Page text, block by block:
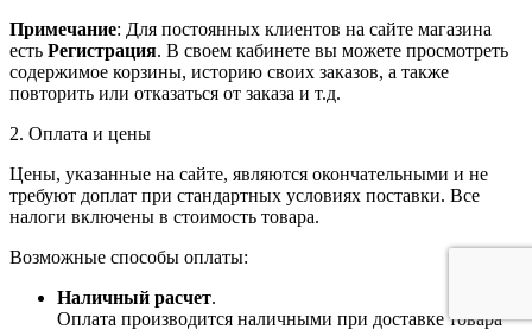
Примечание: Для постоянных клиентов на сайте магазина
есть Регистрация. В своем кабинете вы можете просмотреть
содержимое корзины, историю своих заказов, а также
повторить или отказаться от заказа и т.д.
2. Оплата и цены
Цены, указанные на сайте, являются окончательными и не
требуют доплат при стандартных условиях поставки. Все
налоги включены в стоимость товара.
Возможные способы оплаты:
Наличный расчет.
Оплата производится наличными при доставке товара